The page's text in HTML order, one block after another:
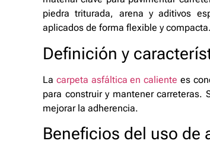
piedra triturada, arena y aditivos
aplicados de forma flexible y compacta.
Definición y
La carpeta asfáltica en caliente es
para construir y mantener carreteras.
mejorar la adherencia.
Beneficios del uso de